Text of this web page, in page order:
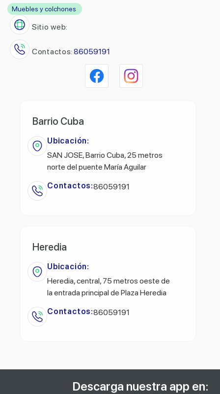
Muebles y colchones
Sitio web:
Contactos: 86059191
Barrio Cuba
Ubicación:
SAN JOSE, Barrio Cuba, 25 metros
norte del puente María Aguilar
Contactos:86059191
Heredia
Ubicación:
Heredia, central, 75 metros oeste de
la entrada principal de Plaza Heredia
Contactos:86059191
Descarga nuestra app en: